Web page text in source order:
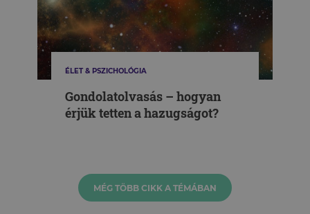
ÉLET & PSZICHOLÓGIA
Gondolatolvasás – hogyan
érjük tetten a hazugságot?
MÉG TÖBB CIKK A TÉMÁBAN